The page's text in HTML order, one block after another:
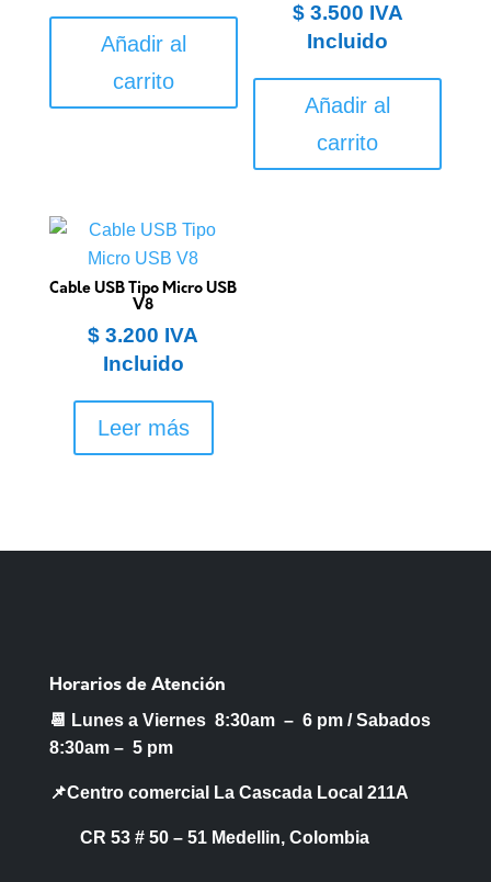
Añadir al
carrito
$3.500 IVA
Incluido
Añadir al
carrito
Cable USB Tipo Micro USB
V8
$ 3.200 IVA
Incluido
Leer más
Horarios de Atención
📆 Lunes a Viernes 8:30am – 6 pm /Sabados
8:30am – 5 pm
📌Centro comercial La Cascada Local 211A
CR 53 # 50 – 51 Medellin, Colombia